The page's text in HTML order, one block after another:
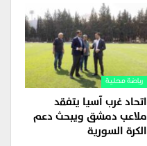
رياضة محلية
اتحاد غرب آسيا يتفقد
ملاعب دمشق ويبحث دعم
الكرة السورية